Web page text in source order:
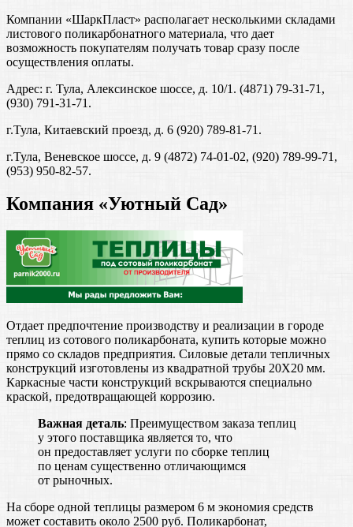
Компании «ШаркПласт» располагает несколькими складами
листового поликарбонатного материала, что дает
возможность покупателям получать товар сразу после
осуществления оплаты.
Адрес: г. Тула, Алексинское шоссе, д. 10/1. (4871) 79-31-71,
(930) 791-31-71.
г.Тула, Китаевский проезд, д. 6 (920) 789-81-71.
г.Тула, Веневское шоссе, д. 9 (4872) 74-01-02, (920) 789-99-71,
(953) 950-82-57.
Компания «Уютный Сад»
Отдает предпочтение производству и реализации в городе
теплиц из сотового поликарбоната, купить которые можно
прямо со складов предприятия. Силовые детали тепличных
конструкций изготовлены из квадратной трубы 20Х20 мм.
Каркасные части конструкций вскрываются специально
краской, предотвращающей коррозию.
Важная деталь: Преимуществом заказа теплиц
у этого поставщика является то, что
он предоставляет услуги по сборке теплиц
по ценам существенно отличающимся
от рыночных.
На сборе одной теплицы размером 6 м экономия средств
может составить около 2500 руб. Поликарбонат,